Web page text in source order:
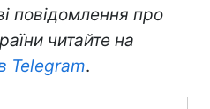
повідомлення про
читайте на
Telegram.